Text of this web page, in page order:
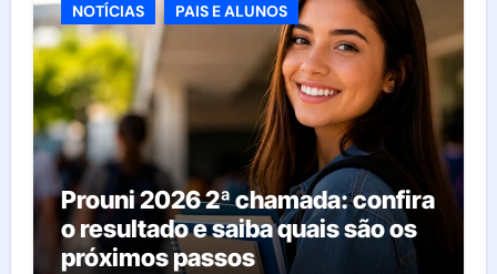
NOTÍCIAS PAIS E ALUNOS
Prouni 2026 2ª chamada: confira
o resultado e saiba quais são os
próximos passos